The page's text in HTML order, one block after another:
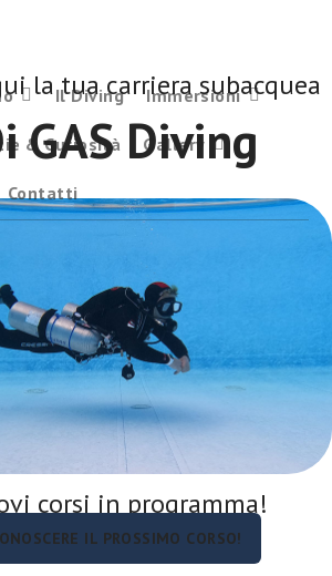
Il Diving Immersioni
& Curiosità Gallery
Contatti
la tua carriera subacquea
GAS Diving
corsi in programma!
IL PROSSIMO CORSO!